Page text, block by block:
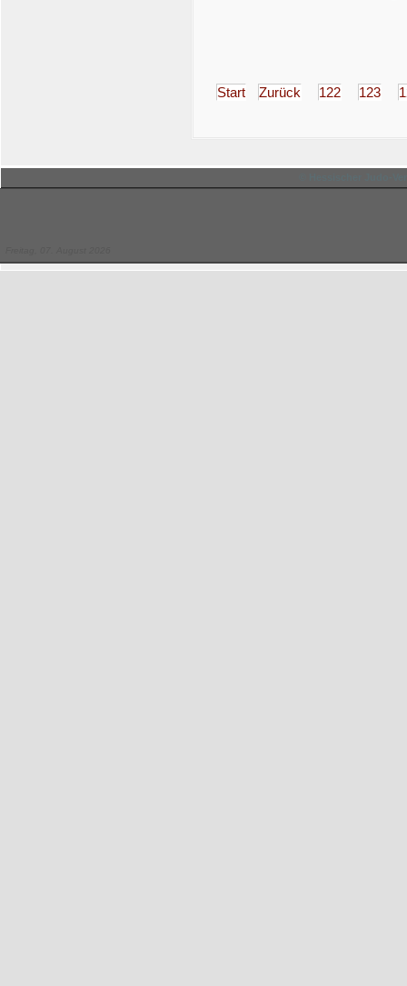
Start Zurück 122 123